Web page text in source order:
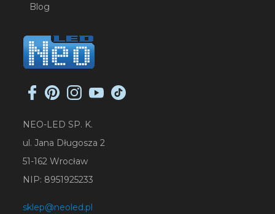
Blog
NEO-LED SP. K.
ul. Jana Długosza 2
51-162 Wrocław
NIP: 8951925233
sklep@neoled.pl